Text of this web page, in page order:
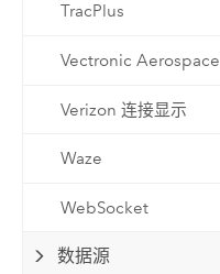
TracPlus
Vectronic Aerospace
Verizon 连接显示
Waze
WebSocket
数据源